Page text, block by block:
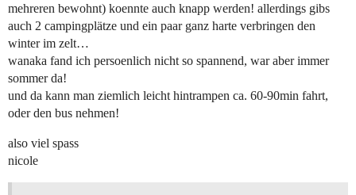
mehreren bewohnt) koennte auch knapp werden! allerdings gibs
auch 2 campingplätze und ein paar ganz harte verbringen den
winter im zelt…
wanaka fand ich persoenlich nicht so spannend, war aber immer
sommer da!
und da kann man ziemlich leicht hintrampen ca. 60-90min fahrt,
oder den bus nehmen!
also viel spass
nicole